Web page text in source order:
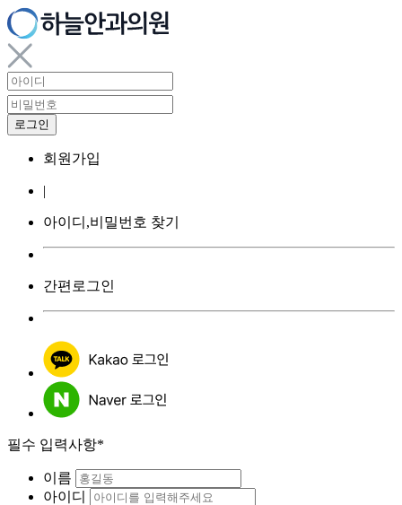
회원가입
|
아이디,비밀번호 찾기
간편로그인
필수 입력사항*
이름
아이디